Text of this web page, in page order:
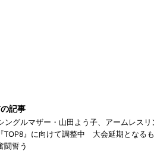
記事
ングルマザー・山田よう子、アームレスリ
TOP8』に向けて調整中 大会延期となる
闘誓う